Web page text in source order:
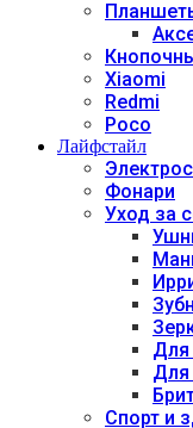
Xiaomi
Redmi
Poco
Лайфстайл
Фонари
Уход за
Для
Для
Спорт и